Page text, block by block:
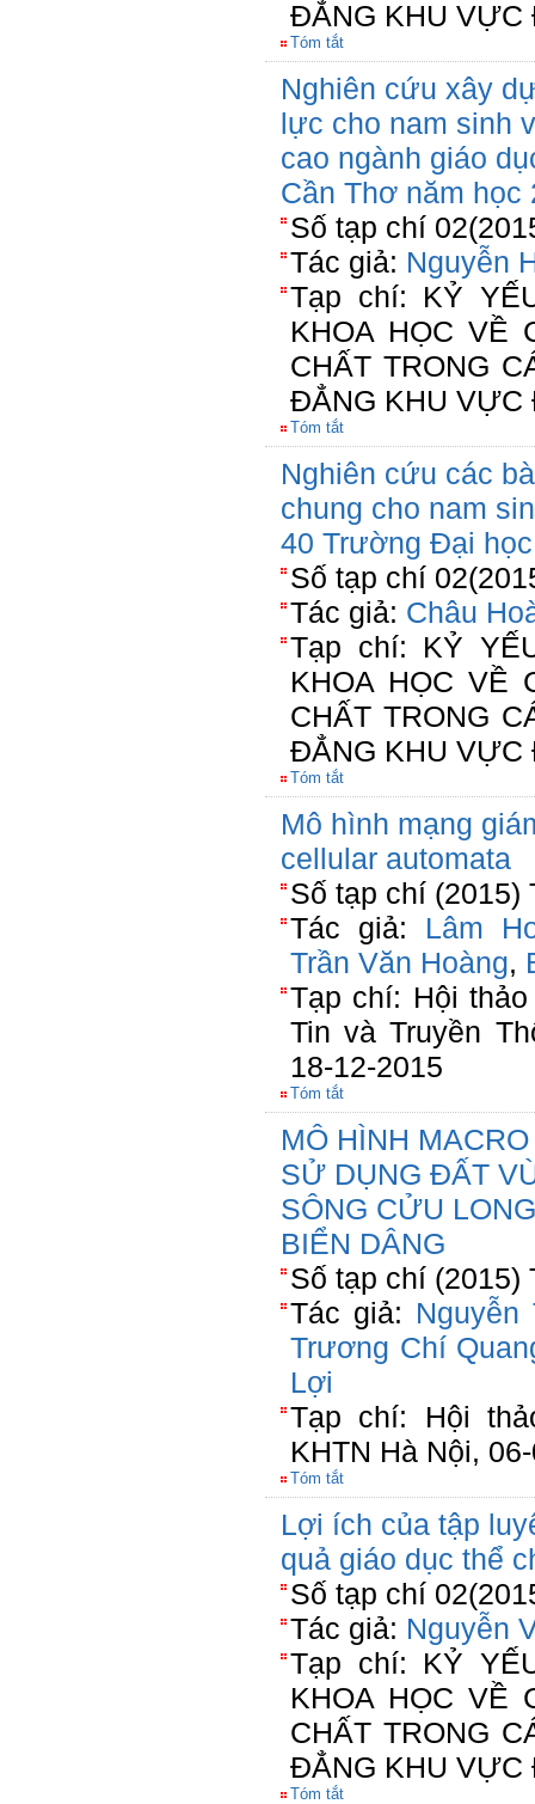
ĐẲNG KHU VỰC
Tóm tắt
Nghiên cứu xây
lực cho nam sinh
cao ngành giáo
Cần Thơ năm học
Số tạp chí
Tác giả: Nguyễn
Tạp chí: KỶ
KHOA HỌC VỀ
CHẤT TRONG
ĐẲNG KHU VỰC
Tóm tắt
Nghiên cứu các
chung cho nam
40 Trường Đại
Số tạp chí
Tác giả: Châu
Tạp chí: KỶ
KHOA HỌC VỀ
CHẤT TRONG
ĐẲNG KHU VỰC
Tóm tắt
Mô hình mạng
cellular automata
Số tạp chí (2015)
Tác giả: Lâm
Trần Văn Hoàng,
Tạp chí: Hội
Tin và Truyền
18-12-2015
Tóm tắt
MÔ HÌNH
SỬ DỤNG ĐẤT
SÔNG CỬU
BIỂN DÂNG
Số tạp chí (2015)
Tác giả: Nguyễn
Trương Chí
Lợi
Tạp chí: Hội
KHTN Hà Nội,
Tóm tắt
Lợi ích của tập
quả giáo dục thể
Số tạp chí
Tác giả: Nguyễn
Tạp chí: KỶ
KHOA HỌC VỀ
CHẤT TRONG
ĐẲNG KHU VỰC
Tóm tắt